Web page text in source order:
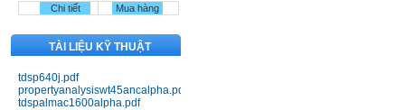
TÀI LIỆU KỸ THUẬT
tdsp640j.pdf
propertyanalysiswt45ancalpha.pdf
tdspalmac1600alpha.pdf